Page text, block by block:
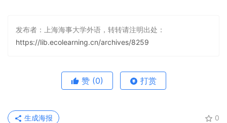
发布者：上海海事大学外语，转转请注明出处：
https://lib.ecolearning.cn/archives/8259
赞 (0) 打赏
0
生成海报